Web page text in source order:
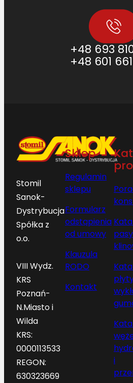
+48 693
+48 601
Stomil
Sanok-
Dystrybucja
Spółka z
o.o.
VIII Wydz.
KRS
Poznań-
N.Miasto i
Wilda
KRS:
0000113533
REGON:
630323669
Sklep
Regulamin
sklepu
Formularz
odstąpienia
od umowy
Klauzula
RODO
Kontakt
pasy
i